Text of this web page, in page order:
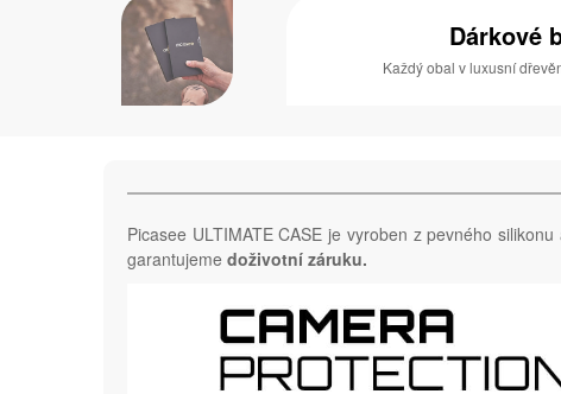
Dárkové
Každý obal v luxusní
Picasee ULTIMATE CASE je vyroben z pevného silikonu
garantujeme doživotní záruku.